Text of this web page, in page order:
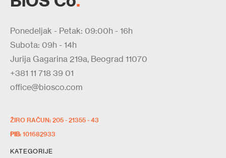
Ponedeljak - Petak: 09:00h - 16h
Subota: 09h - 14h
Jurija Gagarina 219a, Beograd 11070
+381 11 718 39 01
office@biosco.com
ŽIRO RAČUN: 205 - 21355 - 43
PIB: 101682933
KATEGORIJE